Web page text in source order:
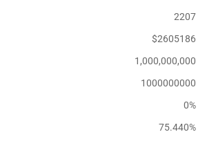
2207
$2605186
1,000,000,000
1000000000
0%
75.440%